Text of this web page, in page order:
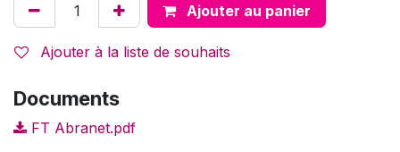
Ajouter au panier
Ajouter à la liste de souhaits
Documents
FT Abranet.pdf